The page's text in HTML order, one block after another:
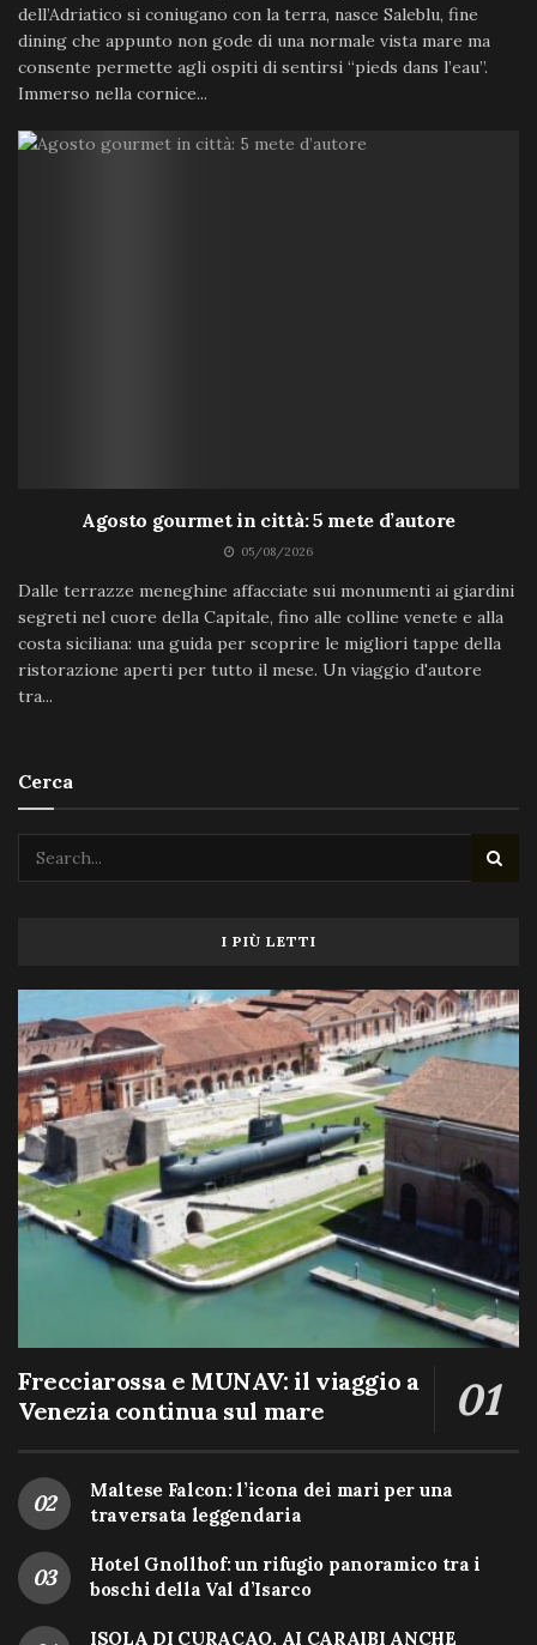
dell’Adriatico si coniugano con la terra, nasce Saleblu, fine
dining che appunto non gode di una normale vista mare ma
consente permette agli ospiti di sentirsi “pieds dans l’eau”.
Immerso nella cornice...
Agosto gourmet in città: 5 mete d’autore
05/08/2026
Dalle terrazze meneghine affacciate sui monumenti ai giardini
segreti nel cuore della Capitale, fino alle colline venete e alla
costa siciliana: una guida per scoprire le migliori tappe della
ristorazione aperti per tutto il mese. Un viaggio d'autore
tra...
Cerca
I PIÙ LETTI
Frecciarossa e MUNAV: il viaggio a
Venezia continua sul mare
Maltese Falcon: l’icona dei mari per una
traversata leggendaria
Hotel Gnollhof: un rifugio panoramico tra i
boschi della Val d’Isarco
ISOLA DI CURACAO, AI CARAIBI ANCHE